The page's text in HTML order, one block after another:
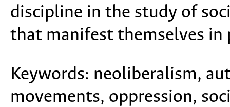
discipline in the study of
that manifest themselves in
Keywords: neoliberalism,
movements, oppression,